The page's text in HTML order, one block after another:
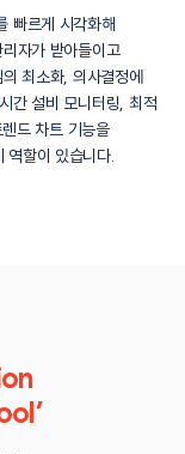
빠르게 시각화해
자가 받아들이고
최소화, 의사결정에
간 설비 모니터링, 최적
드 차트 기능을
역할이 있습니다.